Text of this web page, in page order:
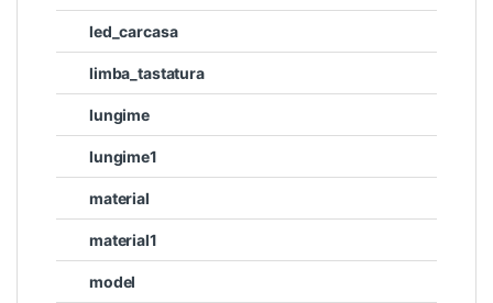
led_carcasa
limba_tastatura
lungime
lungime1
material
material1
model